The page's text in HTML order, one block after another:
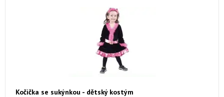
Kočička se sukýnkou - dětský kostým